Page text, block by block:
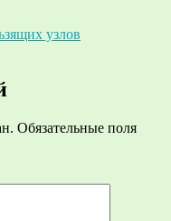
узлов
Обязательные поля